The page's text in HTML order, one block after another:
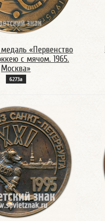
«Первенство
с мячом. 1965.
Москва»
6273а